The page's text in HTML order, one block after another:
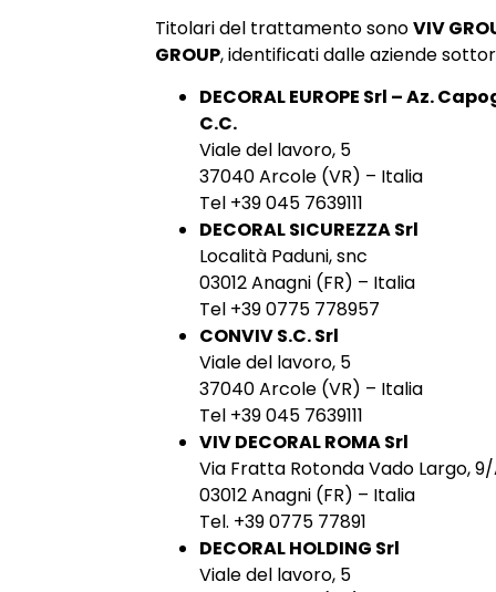
Titolari del trattamento sonoVIV
GROUP, identificati dalle aziende
DECORAL EUROPE Srl – Az.
C.C.
Viale del lavoro, 5
37040 Arcole (VR) – Italia
Tel +39 045 7639111
DECORAL SICUREZZA Srl
Località Paduni, snc
03012 Anagni (FR) – Italia
Tel +39 0775 778957
CONVIV S.C. Srl
Viale del lavoro, 5
37040 Arcole (VR) – Italia
Tel +39 045 7639111
VIV DECORAL ROMA Srl
Via Fratta Rotonda Vado Largo,
03012 Anagni (FR) – Italia
Tel. +39 0775 77891
DECORAL HOLDING Srl
Viale del lavoro, 5